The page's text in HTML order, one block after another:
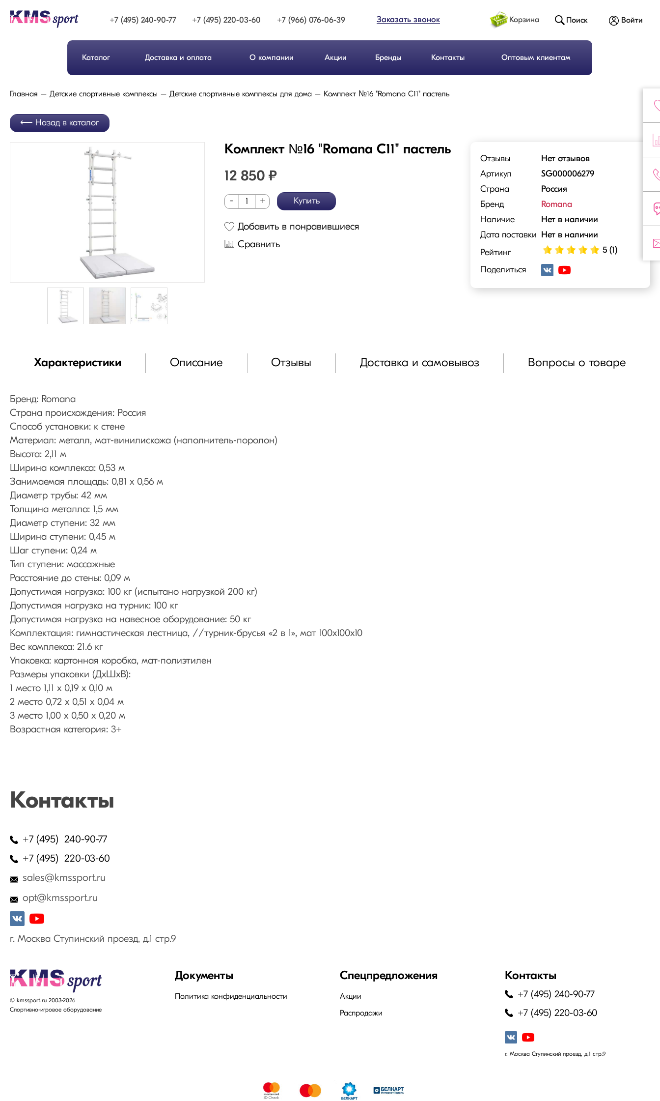
+7 (495) 240-90-77 +7 (495) 220-03-60 +7 (966) 076-06-39 Заказать звонок
Каталог Доставка и оплата О компании Акции Бренды Контакты Оптовым клиентам
Корзина Поиск Войти
Главная Детские спортивные комплексы Детские спортивные комплексы для дома Комплект №16 "Romana С11" пастель
Назад в каталог
Комплект №16 "Romana С11" пастель
12 850 ₽
- + Купить
Добавить в понравившиеся
Сравнить
Отзывы
Нет отзывов
Артикул
SG000006279
Страна
Россия
Бренд
Romana
Наличие
Нет в наличии
Дата поставки Нет в наличии
Рейтинг
5 (1)
Поделиться
Характеристики Описание Отзывы Доставка и самовывоз Вопросы о товаре
Бренд: Romana
Страна происхождения: Россия
Способ установки: к стене
Материал: металл, мат-винилискожа (наполнитель-поролон)
Высота: 2,11 м
Ширина комплекса: 0,53 м
Занимаемая площадь: 0,81 х 0,56 м
Диаметр трубы: 42 мм
Толщина металла: 1,5 мм
Диаметр ступени: 32 мм
Ширина ступени: 0,45 м
Шаг ступени: 0,24 м
Тип ступени: массажные
Расстояние до стены: 0,09 м
Допустимая нагрузка: 100 кг (испытано нагрузкой 200 кг)
Допустимая нагрузка на турник: 100 кг
Допустимая нагрузка на навесное оборудование: 50 кг
Комплектация: гимнастическая лестница, //турник-брусья «2 в 1», мат 100х100х10
Вес комплекса: 21.6 кг
Упаковка: картонная коробка, мат-полиэтилен
Размеры упаковки (ДхШхВ):
1 место 1,11 х 0,19 х 0,10 м
2 место 0,72 х 0,51 х 0,04 м
3 место 1,00 х 0,50 х 0,20 м
Возрастная категория: 3+
Контакты
+7 (495) 240-90-77
+7 (495) 220-03-60
sales@kmssport.ru
opt@kmssport.ru
г. Москва Ступинский проезд, д.1 стр.9
© kmssport.ru 2003-2026
Спортивно-игровое оборудование
Документы
Политика конфиденциальности
Спецпредложения
Акции
Распродажи
Контакты
+7 (495) 240-90-77
+7 (495) 220-03-60
г. Москва Ступинский проезд, д.1 стр.9